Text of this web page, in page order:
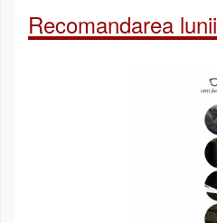
Recomandarea lunii